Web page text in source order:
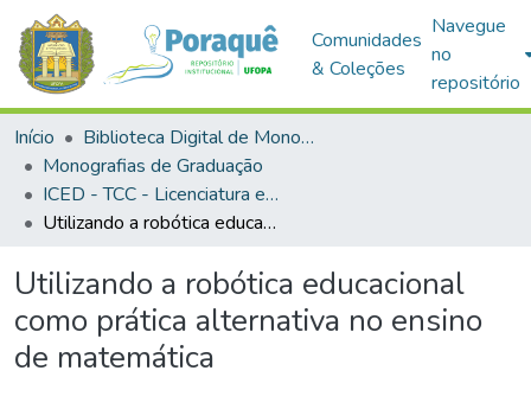
Comunidades
& Coleções
Navegue
no
repositório
Início
Biblioteca Digital de Monografias (BDM)
Monografias de Graduação
ICED - TCC - Licenciatura em Informática Educacional
Utilizando a robótica educacional como prática alternativa no ensino de matemática
Utilizando a robótica educacional
como prática alternativa no ensino
de matemática